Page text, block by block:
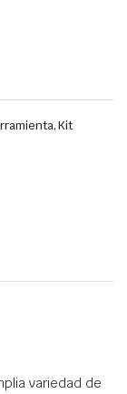
Kit
variedad de